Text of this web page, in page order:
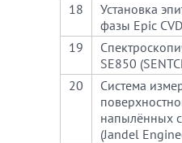
18
Установка
фазы Epic
19
SE850
20
Система
напылённых
(Jandel